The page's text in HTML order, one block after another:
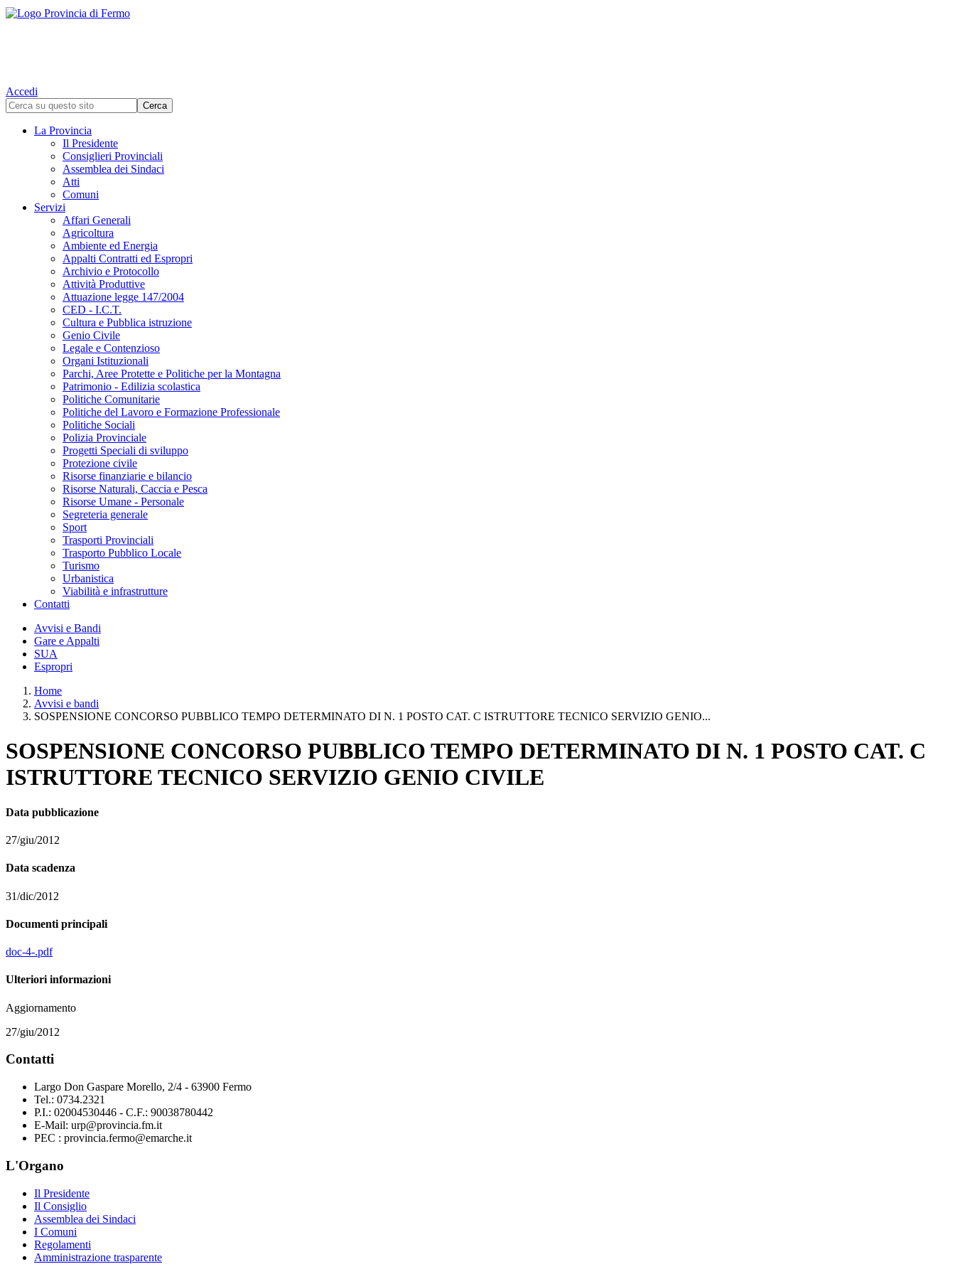
Accedi
La Provincia
Il Presidente
Consiglieri Provinciali
Assemblea dei Sindaci
Atti
Comuni
Servizi
Affari Generali
Agricoltura
Ambiente ed Energia
Appalti Contratti ed Espropri
Archivio e Protocollo
Attività Produttive
Attuazione legge 147/2004
CED - I.C.T.
Cultura e Pubblica istruzione
Genio Civile
Legale e Contenzioso
Organi Istituzionali
Parchi, Aree Protette e Politiche per la Montagna
Patrimonio - Edilizia scolastica
Politiche Comunitarie
Politiche del Lavoro e Formazione Professionale
Politiche Sociali
Polizia Provinciale
Progetti Speciali di sviluppo
Protezione civile
Risorse finanziarie e bilancio
Risorse Naturali, Caccia e Pesca
Risorse Umane - Personale
Segreteria generale
Sport
Trasporti Provinciali
Trasporto Pubblico Locale
Turismo
Urbanistica
Viabilità e infrastrutture
Contatti
Avvisi e Bandi
Gare e Appalti
SUA
Espropri
Home
Avvisi e bandi
SOSPENSIONE CONCORSO PUBBLICO TEMPO DETERMINATO DI N. 1 POSTO CAT. C ISTRUTTORE TECNICO SERVIZIO GENIO...
SOSPENSIONE CONCORSO PUBBLICO TEMPO DETERMINATO DI N. 1 POSTO CAT. C
ISTRUTTORE TECNICO SERVIZIO GENIO CIVILE
Data pubblicazione
27/giu/2012
Data scadenza
31/dic/2012
Documenti principali
doc-4-.pdf
Ulteriori informazioni
Aggiornamento
27/giu/2012
Contatti
Largo Don Gaspare Morello, 2/4 - 63900 Fermo
Tel.: 0734.2321
P.I.: 02004530446 - C.F.: 90038780442
E-Mail: urp@provincia.fm.it
PEC : provincia.fermo@emarche.it
L'Organo
Il Presidente
Il Consiglio
Assemblea dei Sindaci
I Comuni
Regolamenti
Amministrazione trasparente